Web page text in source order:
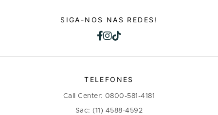
SIGA-NOS NAS REDES!
TELEFONES
Call Center: 0800-581-4181
Sac: (11) 4588-4592